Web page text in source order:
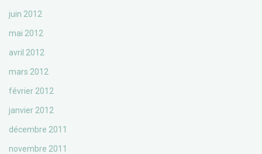
juin 2012
mai 2012
avril 2012
mars 2012
février 2012
janvier 2012
décembre 2011
novembre 2011